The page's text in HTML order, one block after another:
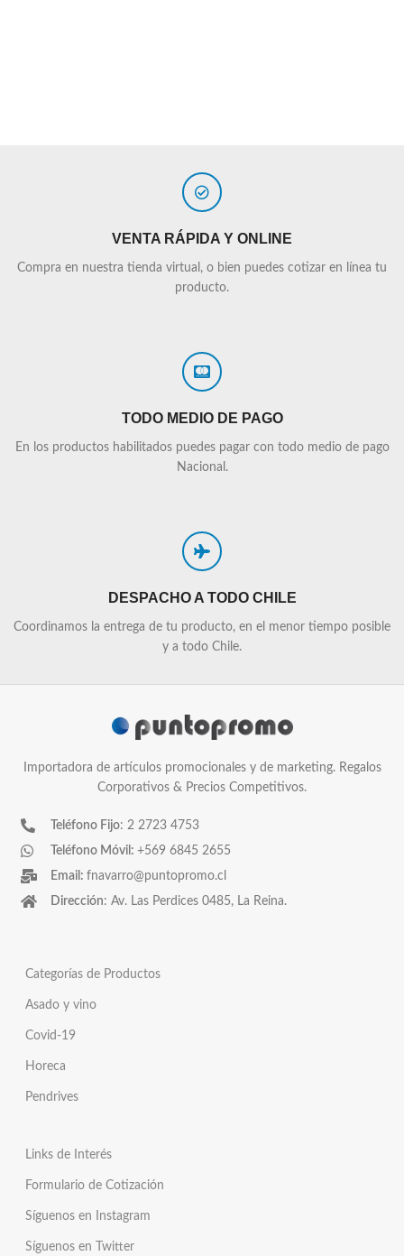
VENTA RÁPIDA Y ONLINE
Compra en nuestra tienda virtual, o bien puedes cotizar en línea tu
producto.
TODO MEDIO DE PAGO
En los productos habilitados puedes pagar con todo medio de pago
Nacional.
DESPACHO A TODO CHILE
Coordinamos la entrega de tu producto, en el menor tiempo posible
y a todo Chile.
Importadora de artículos promocionales y de marketing. Regalos
Corporativos & Precios Competitivos.
Teléfono Fijo: 2 2723 4753
Teléfono Móvil: +569 6845 2655
Email: fnavarro@puntopromo.cl
Dirección: Av. Las Perdices 0485, La Reina.
Categorías de Productos
Asado y vino
Covid-19
Horeca
Pendrives
Links de Interés
Formulario de Cotización
Síguenos en Instagram
Síguenos en Twitter